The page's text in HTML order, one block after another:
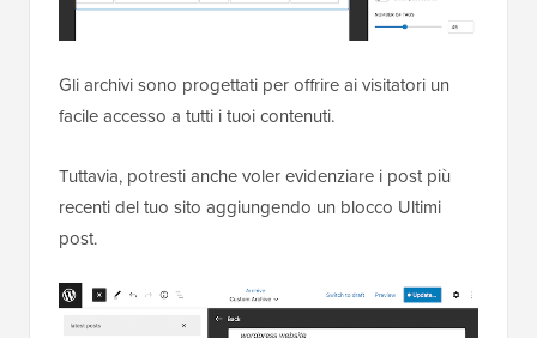
Gli archivi sono progettati per offrire ai visitatori un
facile accesso a tutti i tuoi contenuti.
Tuttavia, potresti anche voler evidenziare i post più
recenti del tuo sito aggiungendo un blocco Ultimi
post.